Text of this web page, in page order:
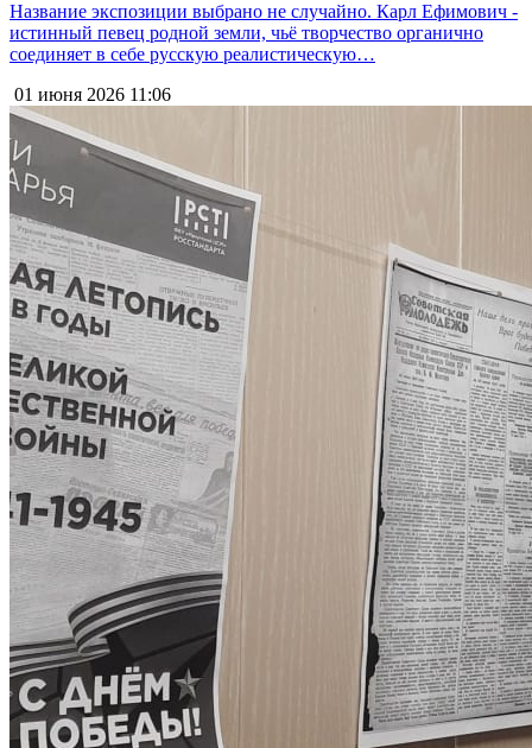
Название экспозиции выбрано не случайно. Карл Ефимович -
истинный певец родной земли, чьё творчество органично
соединяет в себе русскую реалистическую…
01 июня 2026 11:06